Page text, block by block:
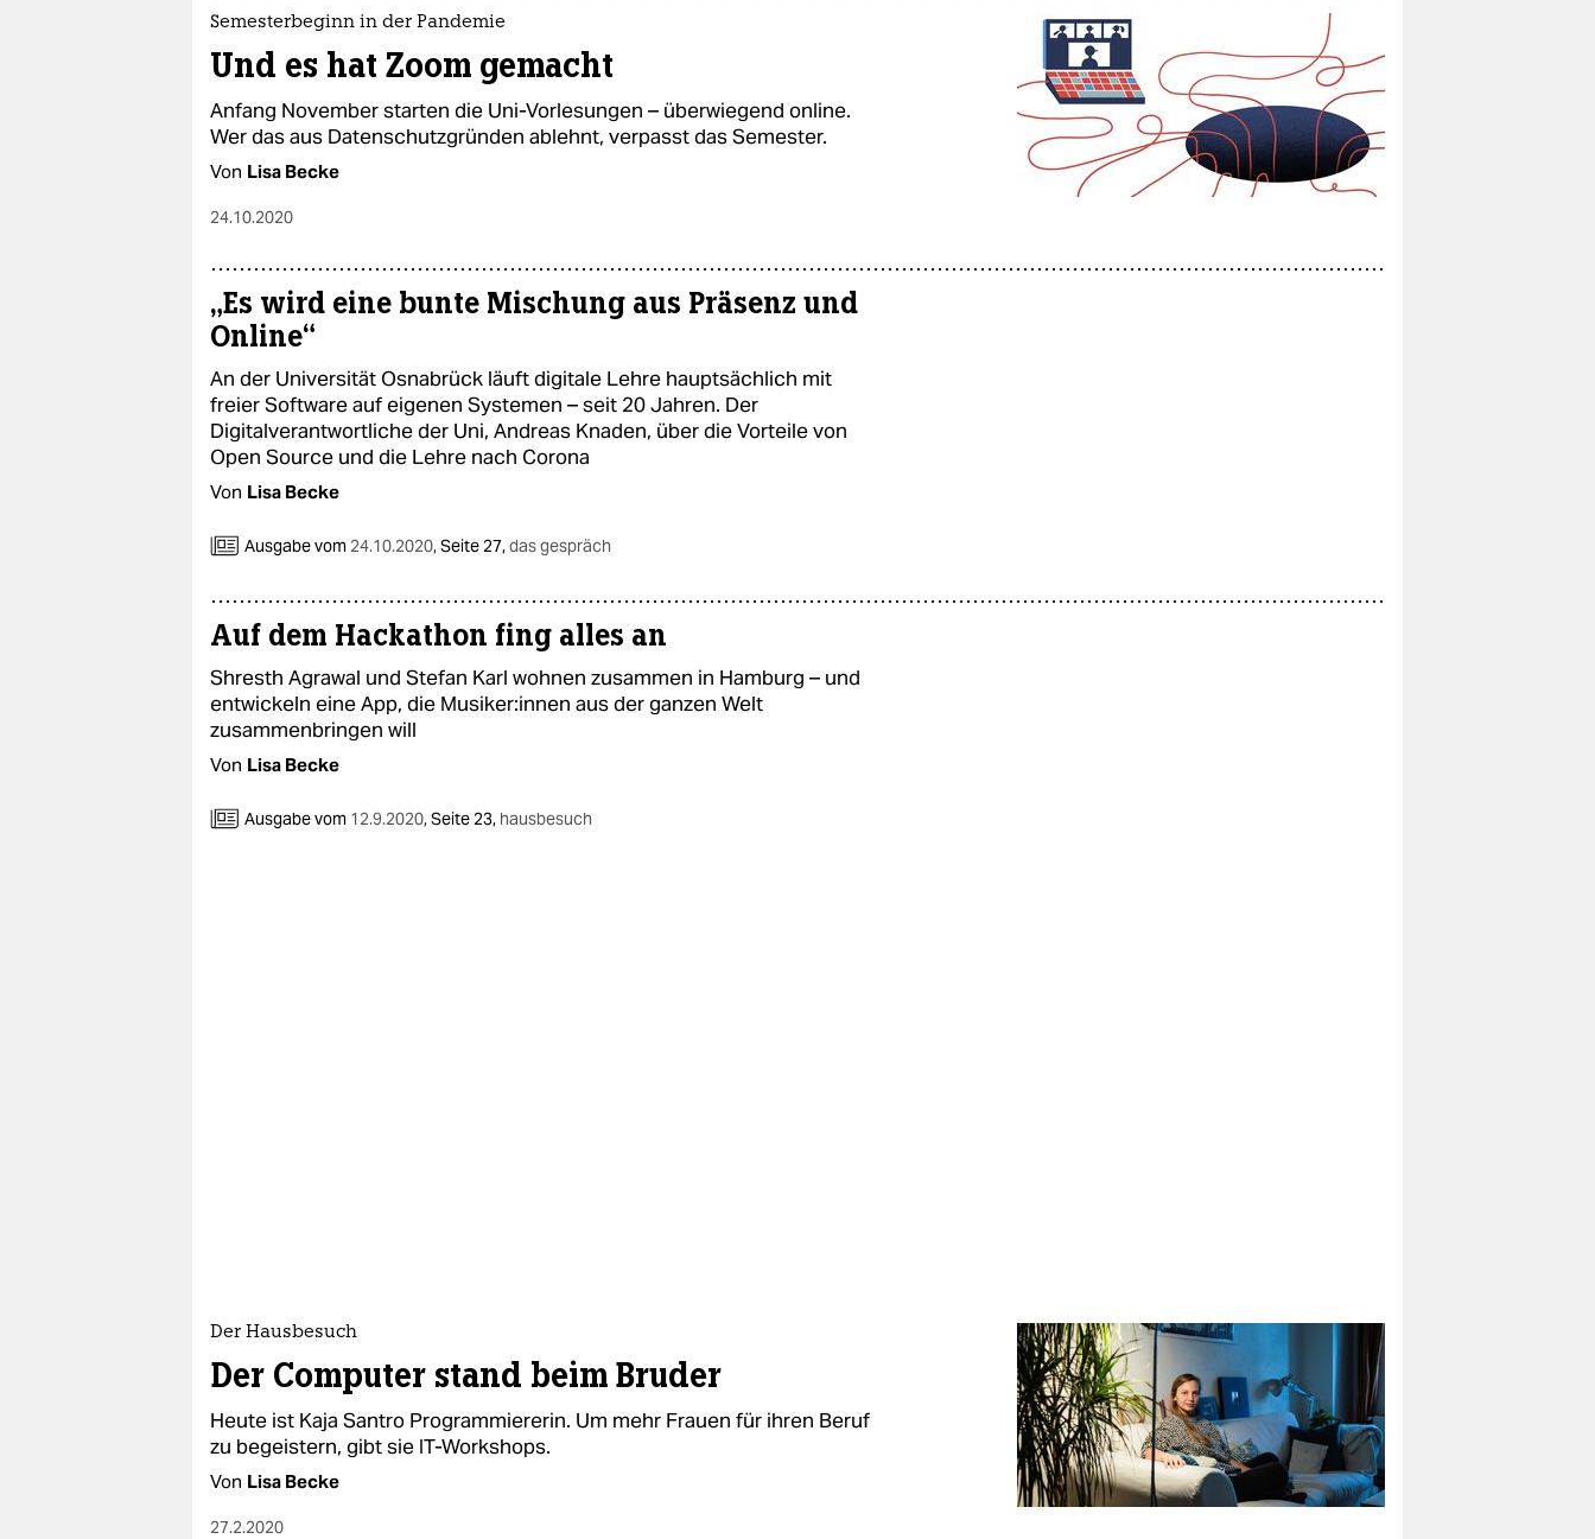
Semesterbeginn in der Pandemie
Und es hat Zoom gemacht
Anfang November starten die Uni-Vorlesungen – überwiegend online.
Wer das aus Datenschutzgründen ablehnt, verpasst das Semester.
Von Lisa Becke
24.10.2020
„Es wird eine bunte Mischung aus Präsenz und
Online“
An der Universität Osnabrück läuft digitale Lehre hauptsächlich mit
freier Software auf eigenen Systemen – seit 20 Jahren. Der
Digitalverantwortliche der Uni, Andreas Knaden, über die Vorteile von
Open Source und die Lehre nach Corona
Von Lisa Becke
Ausgabe vom 24.10.2020,Seite 27,das gespräch
Auf dem Hackathon fing alles an
Shresth Agrawal und Stefan Karl wohnen zusammen in Hamburg – und
entwickeln eine App, die Musiker:innen aus der ganzen Welt
zusammenbringen will
Von Lisa Becke
Ausgabe vom 12.9.2020,Seite 23, hausbesuch
Der Hausbesuch
Der Computer stand beim Bruder
Heute ist Kaja Santro Programmiererin. Um mehr Frauen für ihren Beruf
zu begeistern, gibt sie IT-Workshops.
Von Lisa Becke
27.2.2020